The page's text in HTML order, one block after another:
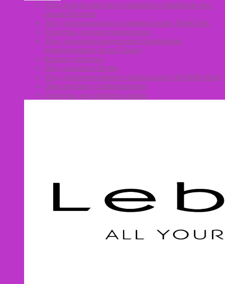
Уход за волосами без сульфатов и парабенов эко-
линия Elements
Уход для вьющихся и кудрявых волос NutriCurls
Средства для осветления волос
Уход для интенсивного восстановления
поврежденных волос Fusion
Краски для волос
Уход для волос Invigo
Уход для интенсивного блеска волос Oil Reflections
Окислители и стабилизаторы
Средства для стайлинга волос